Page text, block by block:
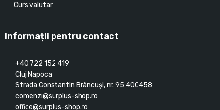
Curs valutar
Informații pentru contact
+40 722 152 419
Cluj Napoca
Strada Constantin Brâncuşi, nr. 95 400458
comenzi@surplus-shop.ro
office@surplus-shop.ro